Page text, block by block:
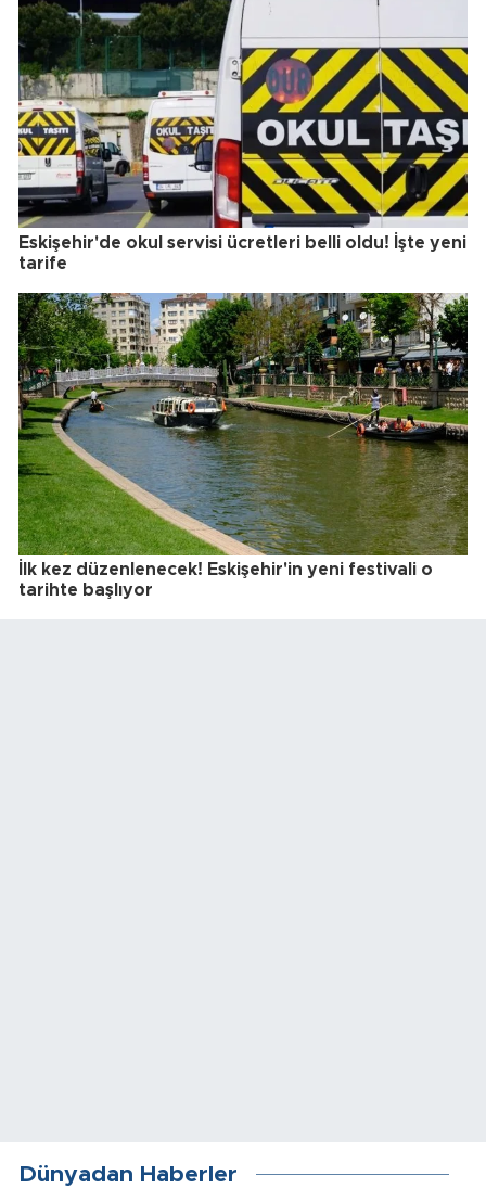
Eskişehir'de okul servisi ücretleri belli oldu! İşte yeni
tarife
İlk kez düzenlenecek! Eskişehir'in yeni festivali o
tarihte başlıyor
Dünyadan Haberler